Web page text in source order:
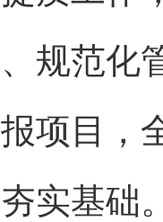
规范化
项目，
实基础